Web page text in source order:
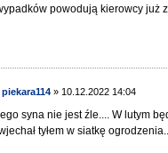
powodują kierowcy już
piekara114 » 10.12.2022 14:04
syna nie jest źle.... W lutym
tyłem w siatkę